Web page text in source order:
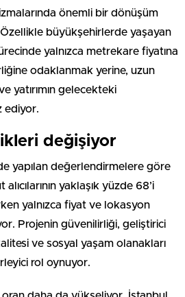
önemli bir dönüşüm
Özellikle büyükşehirlerde yaşayan
yalnızca metrekare fiyatına
odaklanmak yerine, uzun
yatırımın gelecekteki
ediyor.
değişiyor
yapılan değerlendirmelere göre
yaklaşık yüzde 68’i
yalnızca fiyat ve lokasyon
Projenin güvenilirliği, geliştirici
ve sosyal yaşam olanakları
rol oynuyor.